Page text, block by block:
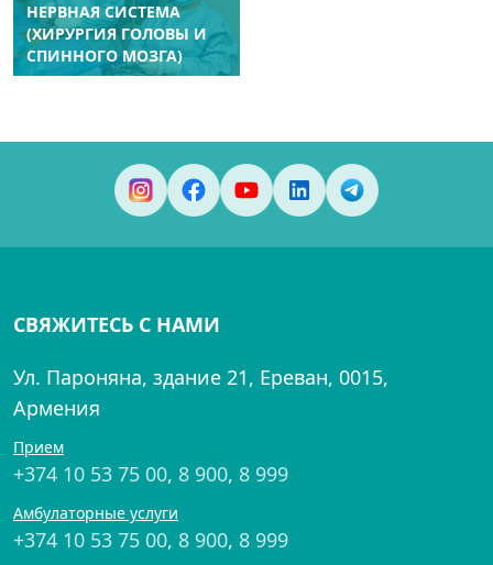
НЕРВНАЯ СИСТЕМА
(ХИРУРГИЯ ГОЛОВЫ И
СПИННОГО МОЗГА)
СВЯЖИТЕСЬ С НАМИ
Ул. Пароняна, здание 21, Ереван, 0015,
Армения
Прием
+374 10 53 75 00, 8 900, 8 999
Амбулаторные услуги
+374 10 53 75 00, 8 900, 8 999